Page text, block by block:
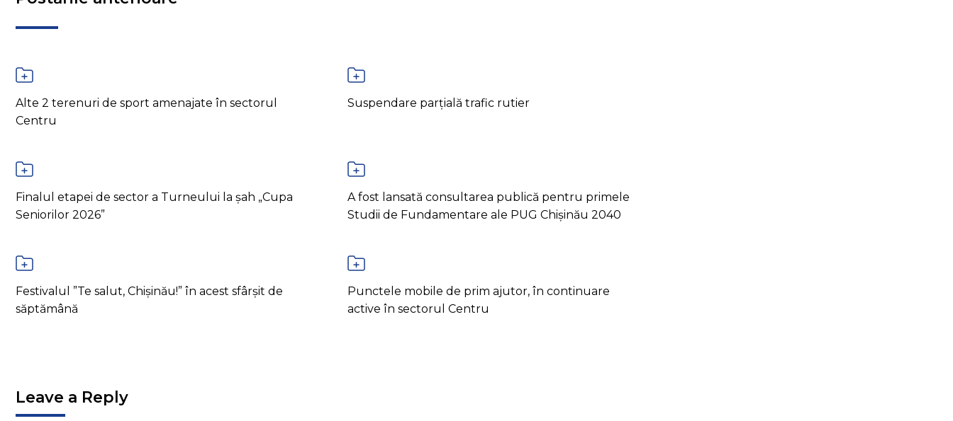
Alte 2 terenuri de sport amenajate în sectorul
Centru
Suspendare parțială trafic rutier
Finalul etapei de sector a Turneului la șah „Cupa
Seniorilor 2026”
A fost lansată consultarea publică pentru primele
Studii de Fundamentare ale PUG Chișinău 2040
Festivalul ”Te salut, Chișinău!” în acest sfârșit de
săptămână
Punctele mobile de prim ajutor, în continuare
active în sectorul Centru
Leave a Reply